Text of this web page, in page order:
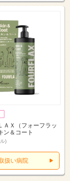
ＡＸ（フォーフラッ
＆コート
)
扱い病院